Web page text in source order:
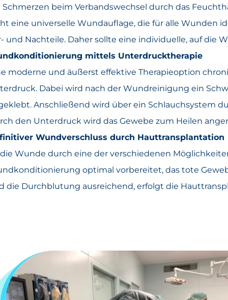
Schmerzen beim Verbandswechsel durch das
eine universelle Wundauflage, die für alle Wunden
und Nachteile. Daher sollte eine individuelle, auf die
mittels Unterdrucktherapie
moderne und äußerst effektive Therapieoption
Dabei wird nach der Wundreinigung ein
Anschließend wird über ein Schlauchsystem
den Unterdruck wird das Gewebe zum Heilen
Wundverschluss durch Hauttransplantation
Wunde durch eine der verschiedenen
optimal vorbereitet, das tote
die Durchblutung ausreichend, erfolgt die